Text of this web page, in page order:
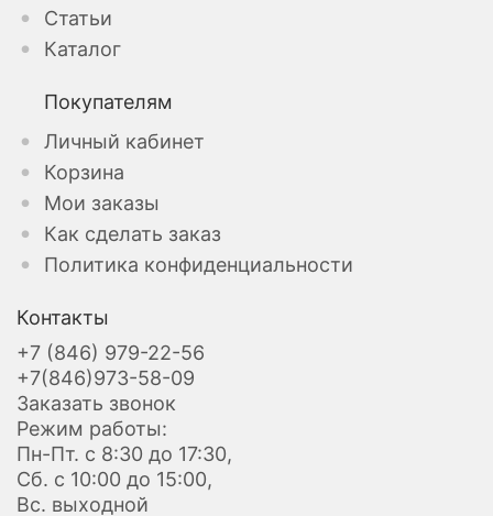
Статьи
Каталог
Покупателям
Личный кабинет
Корзина
Мои заказы
Как сделать заказ
Политика конфиденциальности
Контакты
+7 (846) 979-22-56
+7(846)973-58-09
Заказать звонок
Режим работы:
Пн-Пт. с 8:30 до 17:30,
Сб. с 10:00 до 15:00,
Вс. выходной